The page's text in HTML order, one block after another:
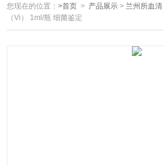
您现在的位置：>首页 > 产品展示 > 兰州所血清
（Vi） 1ml/瓶 细菌鉴定